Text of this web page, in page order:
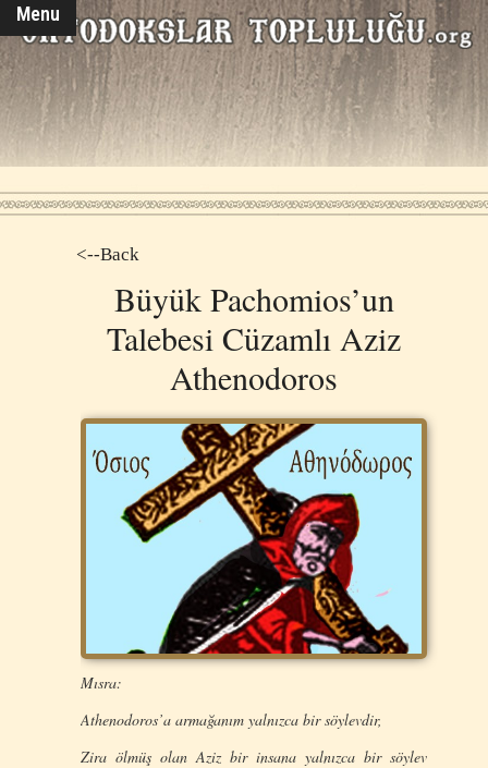
Menu
<--Back
Büyük Pachomios’un
Talebesi Cüzamlı Aziz
Athenodoros
Mısra:
Athenodoros’a armağanım yalnızca bir söylevdir,
Zira ölmüş olan Aziz bir insana yalnızca bir söylev